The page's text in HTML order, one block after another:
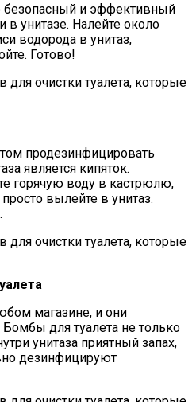
безопасный и эффективный
в унитазе. Налейте около
водорода в унитаз,
Готово!
продезинфицировать
является кипяток.
горячую воду в кастрюлю,
вылейте в унитаз.
магазине, и они
для туалета не только
унитаза приятный запах,
дезинфицируют